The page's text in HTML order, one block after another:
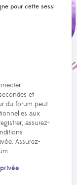
pour cette session
et
du forum peut
aux
assurez-
Assurez-